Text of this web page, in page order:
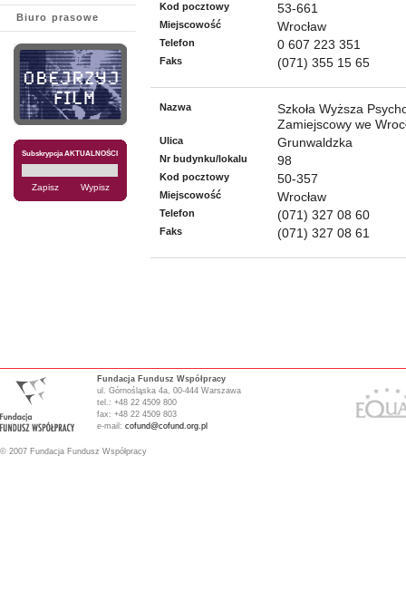
Biuro prasowe
Subskrypcja AKTUALNOŚCI
Kod pocztowy 53-661
Miejscowość Wrocław
Telefon 0 607 223 351
Faks (071) 355 15 65
Nazwa
Szkoła Wyższa
Zamiejscowy we
Ulica Grunwaldzka
Nr budynku/lokalu 98
Kod pocztowy 50-357
Miejscowość Wrocław
Telefon (071) 327 08 60
Faks (071) 327 08 61
Fundacja Fundusz Współpracy
ul. Górnośląska 4a, 00-444 Warszawa
tel.: +48 22 4509 800
fax: +48 22 4509 803
e-mail: cofund@cofund.org.pl
© 2007 Fundacja Fundusz Współpracy